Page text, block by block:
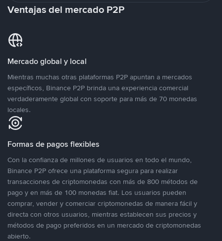
Ventajas del mercado P2P
Mercado global y local
Mientras muchas otras plataformas P2P apuntan a mercados
específicos, Binance P2P brinda una experiencia comercial
verdaderamente global con soporte para más de 70 monedas
locales.
Formas de pagos flexibles
Con la confianza de millones de usuarios en todo el mundo,
Binance P2P ofrece una plataforma segura para realizar
transacciones de criptomonedas con más de 800 métodos de
pago y en más de 100 monedas fiat. Los usuarios pueden
comprar, vender y comerciar criptomonedas de manera fácil y
directa con otros usuarios, mientras establecen sus precios y
métodos de pago preferidos en un mercado de criptomonedas
abierto.